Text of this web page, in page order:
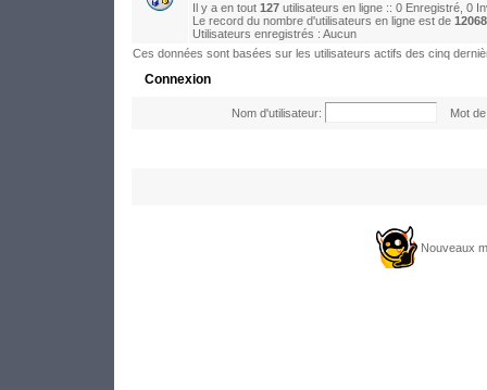
Il y a en tout 127 utilisateurs en ligne :: 0 Enregistré, 0
Le record du nombre d'utilisateurs en ligne est de 12068
Utilisateurs enregistrés : Aucun
Ces données sont basées sur les utilisateurs actifs des cinq
Connexion
Nom d'utilisateur: Mot
Nouveaux